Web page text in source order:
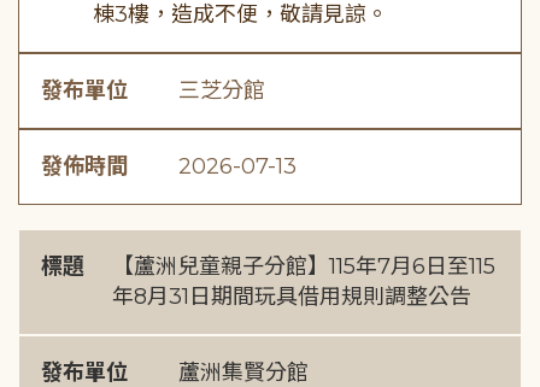
棟3樓，造成不便，敬請見諒。
發布單位 三芝分館
發佈時間 2026-07-13
標題
【蘆洲兒童親子分館】115年7月6日至115
年8月31日期間玩具借用規則調整公告
發布單位 蘆洲集賢分館